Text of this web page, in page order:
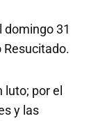
domingo 31
Resucitado.
luto; por el
y las